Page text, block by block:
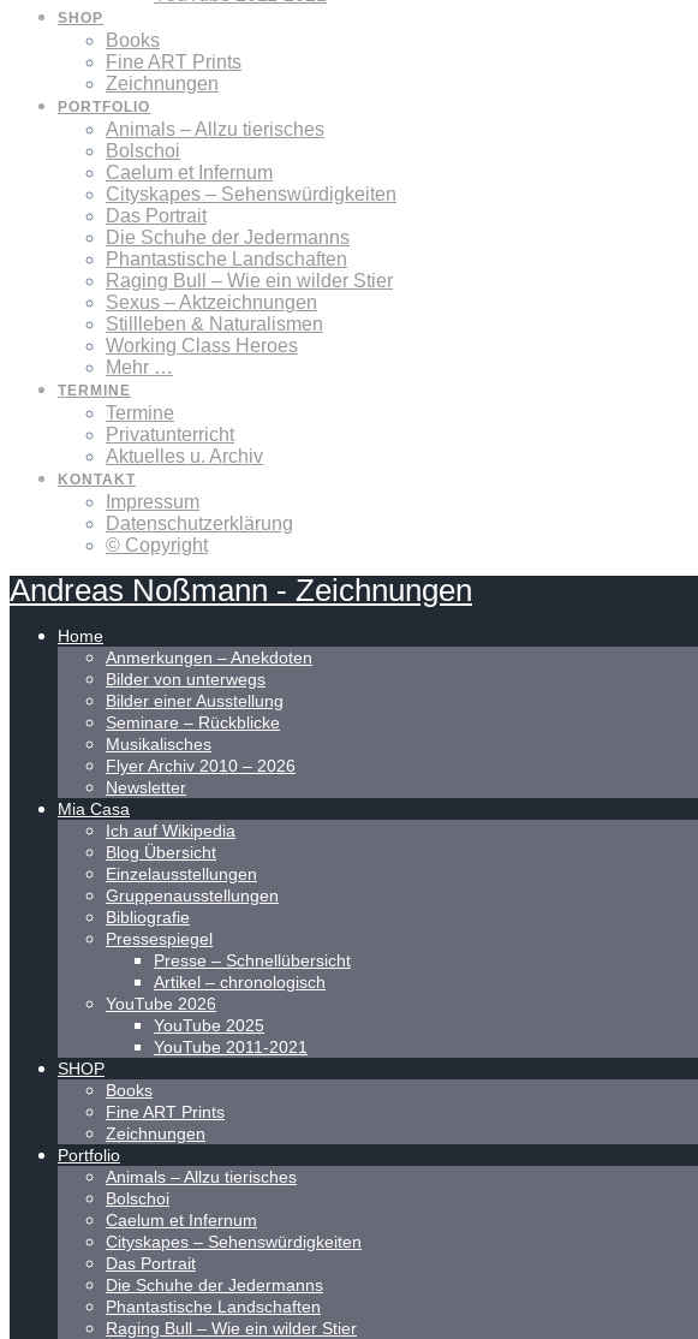
SHOP
Books
Fine ART Prints
Zeichnungen
PORTFOLIO
Animals – Allzu tierisches
Bolschoi
Caelum et Infernum
Cityskapes – Sehenswürdigkeiten
Das Portrait
Die Schuhe der Jedermanns
Phantastische Landschaften
Raging Bull – Wie ein wilder Stier
Sexus – Aktzeichnungen
Stillleben & Naturalismen
Working Class Heroes
Mehr …
TERMINE
Termine
Privatunterricht
Aktuelles u. Archiv
KONTAKT
Impressum
Datenschutzerklärung
© Copyright
Andreas Noßmann - Zeichnungen
Home
Anmerkungen – Anekdoten
Bilder von unterwegs
Bilder einer Ausstellung
Seminare – Rückblicke
Musikalisches
Flyer Archiv 2010 – 2026
Newsletter
Mia Casa
Ich auf Wikipedia
Blog Übersicht
Einzelausstellungen
Gruppenausstellungen
Bibliografie
Pressespiegel
Presse – Schnellübersicht
Artikel – chronologisch
YouTube 2026
YouTube 2025
YouTube 2011-2021
SHOP
Books
Fine ART Prints
Zeichnungen
Portfolio
Animals – Allzu tierisches
Bolschoi
Caelum et Infernum
Cityskapes – Sehenswürdigkeiten
Das Portrait
Die Schuhe der Jedermanns
Phantastische Landschaften
Raging Bull – Wie ein wilder Stier